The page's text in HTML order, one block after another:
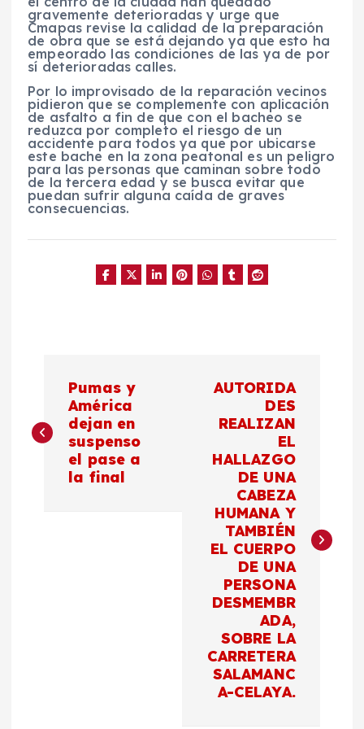
gravemente deterioradas y urge que
Cmapas revise la calidad de la preparación
de obra que se está dejando ya que esto ha
empeorado las condiciones de las ya de por
sí deterioradas calles.
Por lo improvisado de la reparación vecinos
pidieron que se complemente con aplicación
de asfalto a fin de que con el bacheo se
reduzca por completo el riesgo de un
accidente para todos ya que por ubicarse
este bache en la zona peatonal es un peligro
para las personas que caminan sobre todo
de la tercera edad y se busca evitar que
puedan sufrir alguna caída de graves
consecuencias.
a
v
Pumas y
América
dejan en
suspenso
el pase a
la final
AUTORIDA
DES
REALIZAN
EL
HALLAZGO
DE UNA
CABEZA
HUMANA Y
TAMBIÉN
EL CUERPO
DE UNA
PERSONA
DESMEMBR
ADA,
SOBRE LA
CARRETERA
SALAMANC
A-CELAYA.